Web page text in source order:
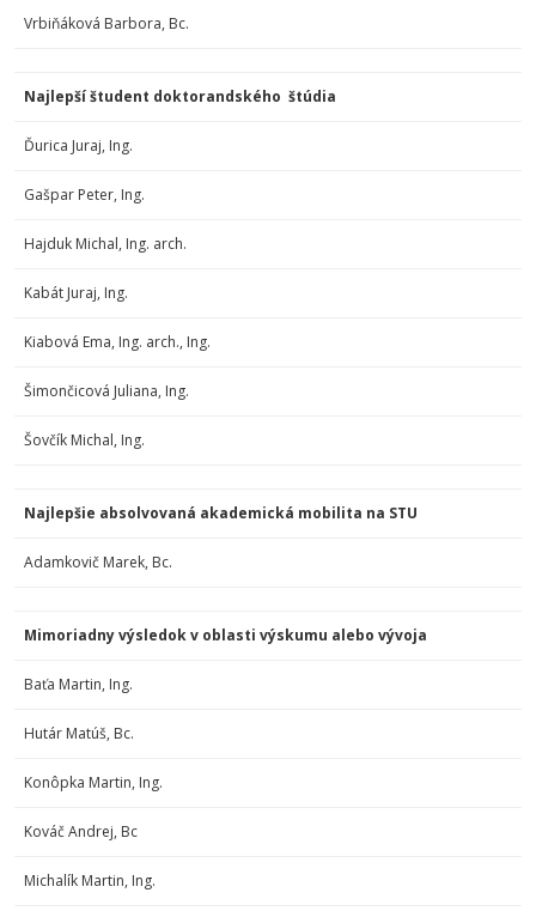
Vrbiňáková Barbora, Bc.
Najlepší študent doktorandského štúdia
Ďurica Juraj, Ing.
Gašpar Peter, Ing.
Hajduk Michal, Ing. arch.
Kabát Juraj, Ing.
Kiabová Ema, Ing. arch., Ing.
Šimončicová Juliana, Ing.
Šovčík Michal, Ing.
Najlepšie absolvovaná akademická mobilita na STU
Adamkovič Marek, Bc.
Mimoriadny výsledok v oblasti výskumu alebo vývoja
Baťa Martin, Ing.
Hutár Matúš, Bc.
Konôpka Martin, Ing.
Kováč Andrej, Bc
Michalík Martin, Ing.